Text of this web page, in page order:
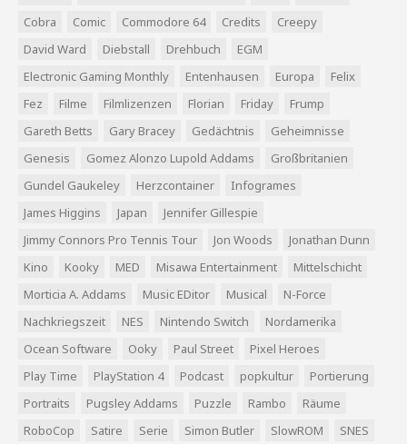
Cobra
Comic Commodore 64 Credits
Creepy
David Ward
Diebstall Drehbuch
EGM
Electronic Gaming Monthly
Entenhausen Europa
Felix
Fez
Filme Filmlizenzen Florian Friday
Frump
Gareth Betts
Gary Bracey Gedächtnis
Geheimnisse
Genesis
Gomez Alonzo Lupold Addams
Großbritanien
Gundel Gaukeley
Herzcontainer
Infogrames
James Higgins
Japan
Jennifer Gillespie
Jimmy Connors Pro Tennis Tour
Jon Woods
Jonathan Dunn
Kino
Kooky MED Misawa Entertainment
Mittelschicht
Morticia A. Addams
Music EDitor Musical
N-Force
Nachkriegszeit
NES Nintendo Switch
Nordamerika
Ocean Software
Ooky Paul Street
Pixel Heroes
Play Time
PlayStation 4 Podcast popkultur
Portierung
Portraits
Pugsley Addams Puzzle Rambo
Räume
RoboCop
Satire Serie Simon Butler SlowROM
SNES